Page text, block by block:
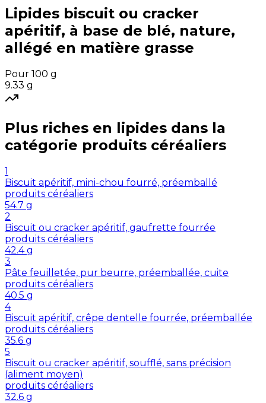
Lipides biscuit ou cracker
apéritif, à base de blé, nature,
allégé en matière grasse
Pour 100 g
9.33 g
Plus riches en lipides dans la
catégorie produits céréaliers
1
Biscuit apéritif, mini-chou fourré, préemballé
produits céréaliers
54.7 g
2
Biscuit ou cracker apéritif, gaufrette fourrée
produits céréaliers
42.4 g
3
Pâte feuilletée, pur beurre, préemballée, cuite
produits céréaliers
40.5 g
4
Biscuit apéritif, crêpe dentelle fourrée, préemballée
produits céréaliers
35.6 g
5
Biscuit ou cracker apéritif, soufflé, sans précision
(aliment moyen)
produits céréaliers
32.6 g